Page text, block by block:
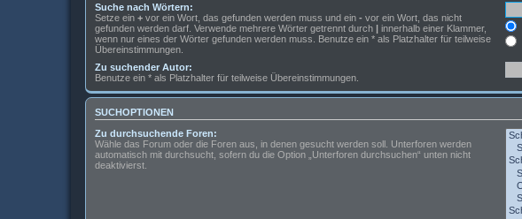
Suche nach Wörtern:
Setze ein + vor ein Wort, das gefunden werden muss und ein - vor ein Wort, das nicht
gefunden werden darf. Verwende mehrere Wörter getrennt durch | innerhalb einer Klammer,
wenn nur eines der Wörter gefunden werden muss. Benutze ein * als Platzhalter für teilweise
Übereinstimmungen.
Zu suchender Autor:
Benutze ein * als Platzhalter für teilweise Übereinstimmungen.
SUCHOPTIONEN
Zu durchsuchende Foren:
Wähle das Forum oder die Foren aus, in denen gesucht werden soll. Unterforen werden
automatisch mit durchsucht, sofern du die Option „Unterforen durchsuchen“ unten nicht
deaktivierst.